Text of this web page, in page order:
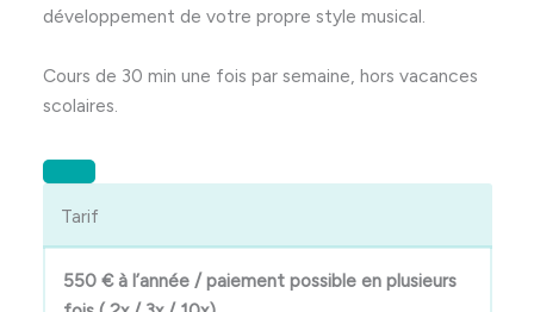
développement de votre propre style musical.
Cours de 30 min une fois par semaine, hors vacances
scolaires.
Tarif
550 € à l’année / paiement possible en plusieurs